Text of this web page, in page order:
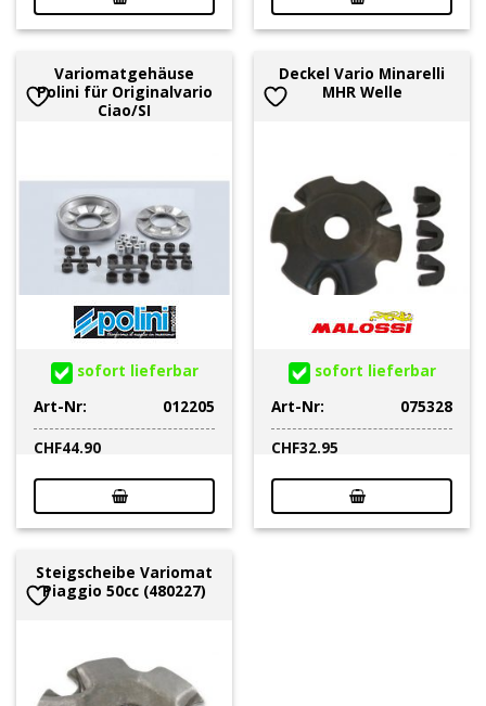
Variomatgehäuse
Polini für Originalvario
Ciao/SI
sofort lieferbar
Art-Nr:
012205
CHF44.90
Deckel Vario Minarelli
MHR Welle
sofort lieferbar
Art-Nr:
075328
CHF32.95
Steigscheibe Variomat
Piaggio 50cc (480227)